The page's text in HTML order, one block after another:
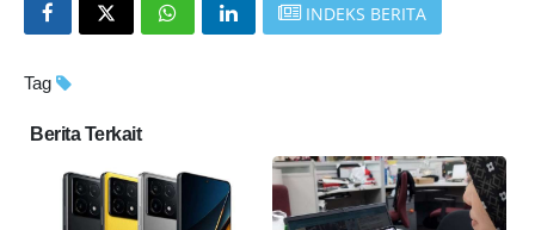
INDEKS BERITA
Tag
Berita Terkait